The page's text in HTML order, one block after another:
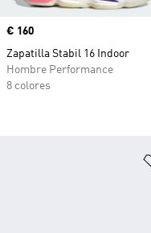
Precio
€ 160
Zapatilla Stabil 16 Indoor
Hombre Performance
8 colores